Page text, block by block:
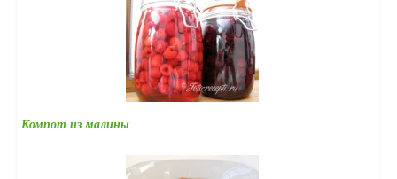
Компот из малины